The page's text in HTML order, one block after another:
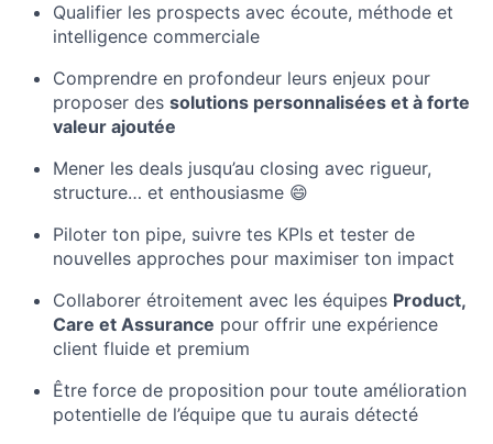
Qualifier les prospects avec écoute, méthode et
intelligence commerciale
Comprendre en profondeur leurs enjeux pour
proposer des solutions personnalisées et à forte
valeur ajoutée
Mener les deals jusqu’au closing avec rigueur,
structure… et enthousiasme 😄
Piloter ton pipe, suivre tes KPIs et tester de
nouvelles approches pour maximiser ton impact
Collaborer étroitement avec les équipes Product,
Care et Assurance pour offrir une expérience
client fluide et premium
Être force de proposition pour toute amélioration
potentielle de l’équipe que tu aurais détecté